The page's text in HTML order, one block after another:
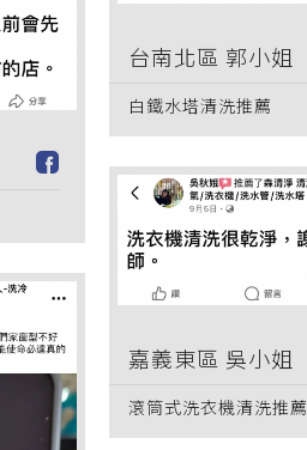
台南北區 郭小姐
白鐵水塔清洗推薦
嘉義東區 吳小姐
滾筒式洗衣機清洗推薦